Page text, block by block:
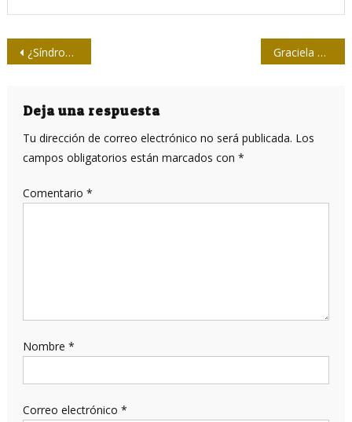
Navegación
entradas
¿Síndrome de cibernarcisismo? Graciela Montes: “El libro hoy es revolucionario, es disruptivo”
Deja una respuesta
Tu dirección de correo electrónico no será publicada. Los
campos obligatorios están marcados con *
Comentario *
Nombre *
Correo electrónico *